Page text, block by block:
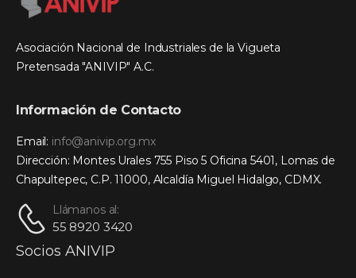
Asociación Nacional de Industriales de la Vigueta
Pretensada "ANIVIP" A.C.
Información de Contacto
Email: info@anivip.org.mx
Dirección: Montes Urales 755 Piso 5 Oficina 5401, Lomas de
Chapultepec, C.P. 11000, Alcaldía Miguel Hidalgo, CDMX.
Llámanos al:
55 8920 3420
Socios ANIVIP